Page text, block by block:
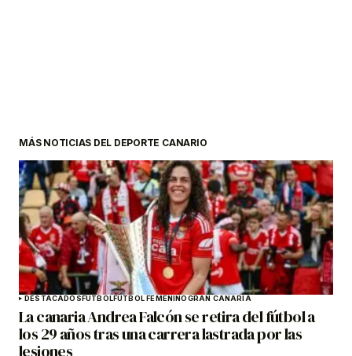
MÁS NOTICIAS DEL DEPORTE CANARIO
DESTACADOSFÚTBOLFÚTBOL FEMENINOGRAN CANARIA
La canaria Andrea Falcón se retira del fútbol a
los 29 años tras una carrera lastrada por las
lesiones